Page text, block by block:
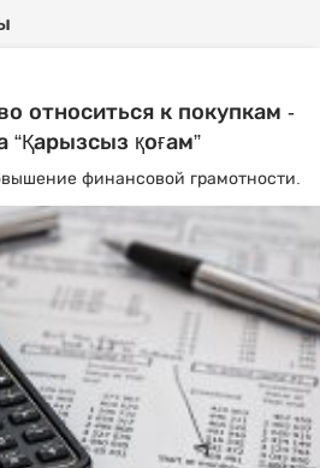
относиться к покупкам -
“Қарызсыз қоғам”
финансовой грамотности.